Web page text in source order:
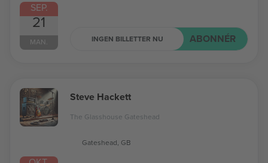
SEP.
21
MAN. INGEN BILLETTER NU ABONNÉR
Steve Hackett
The Glasshouse Gateshead
Gateshead, GB